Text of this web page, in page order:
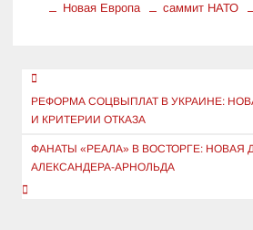
Новая Европа
саммит НАТО
Навигация
по
записям
РЕФОРМА СОЦВЫПЛАТ В УКРАИНЕ:
И КРИТЕРИИ ОТКАЗА
ФАНАТЫ «РЕАЛА» В ВОСТОРГЕ: НОВАЯ
АЛЕКСАНДЕРА-АРНОЛЬДА